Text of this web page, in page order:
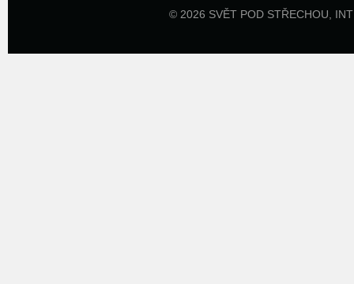
© 2026 SVĚT POD STŘECHOU,